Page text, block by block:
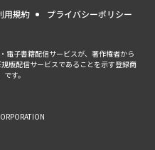
用規約 プライバシーポリシー
電子書籍配信サービスが、著作権者から
版配信サービスであることを示す登録商
す。